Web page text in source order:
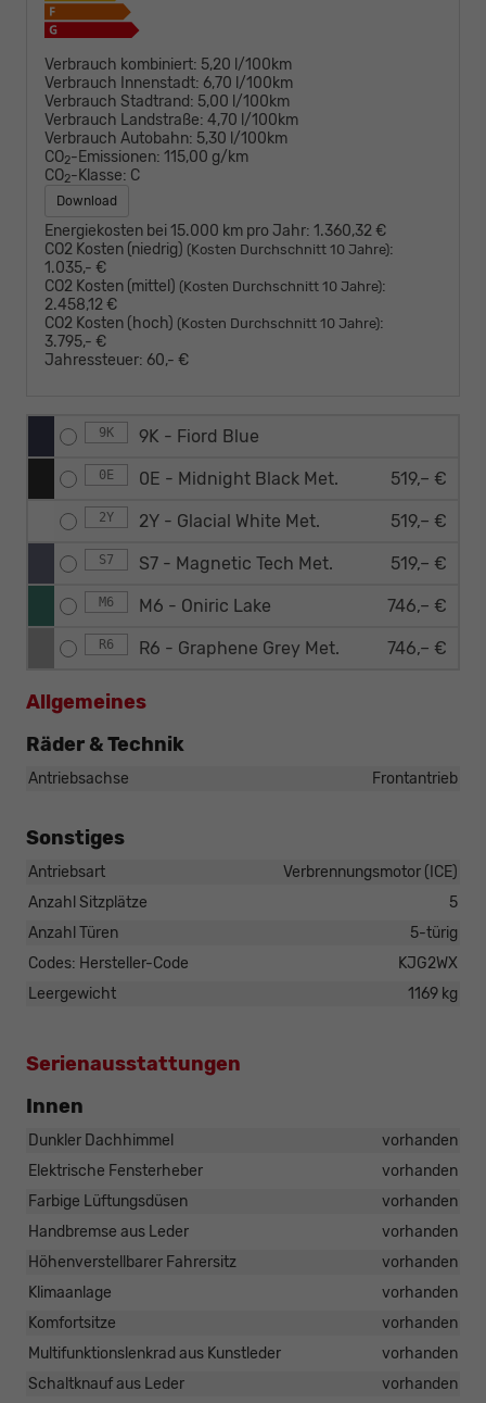
Verbrauch kombiniert: 5,20 l/100km
Verbrauch Innenstadt: 6,70 l/100km
Verbrauch Stadtrand: 5,00 l/100km
Verbrauch Landstraße: 4,70 l/100km
Verbrauch Autobahn: 5,30 l/100km
CO2-Emissionen: 115,00 g/km
CO2-Klasse: C
Download
Energiekosten bei 15.000 km pro Jahr: 1.360,32 €
CO2 Kosten (niedrig) (Kosten Durchschnitt 10 Jahre):
1.035,- €
CO2 Kosten (mittel) (Kosten Durchschnitt 10 Jahre):
2.458,12 €
CO2 Kosten (hoch) (Kosten Durchschnitt 10 Jahre):
3.795,- €
Jahressteuer: 60,- €
9K 9K - Fiord Blue
0E 0E - Midnight Black Met. 519,– €
2Y 2Y - Glacial White Met. 519,– €
S7 S7 - Magnetic Tech Met. 519,– €
M6 M6 - Oniric Lake 746,– €
R6 R6 - Graphene Grey Met. 746,– €
Allgemeines
Räder & Technik
Antriebsachse Frontantrieb
Sonstiges
Antriebsart
Verbrennungsmotor (ICE)
Anzahl Sitzplätze
5
Anzahl Türen
5-türig
Codes: Hersteller-Code
KJG2WX
Leergewicht
1169 kg
Serienausstattungen
Innen
Dunkler Dachhimmel
vorhanden
Elektrische Fensterheber
vorhanden
Farbige Lüftungsdüsen
vorhanden
Handbremse aus Leder
vorhanden
Höhenverstellbarer Fahrersitz
vorhanden
Klimaanlage
vorhanden
Komfortsitze
vorhanden
Multifunktionslenkrad aus Kunstleder
vorhanden
Schaltknauf aus Leder
vorhanden